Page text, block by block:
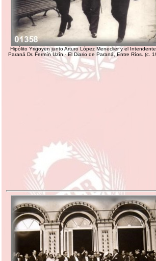
Hipólito Yrigoyen junto Arturo López Meneclier y el
Paraná Dr. Fermín Uzín - El Diario de Paraná, Entre Ríos. (c.